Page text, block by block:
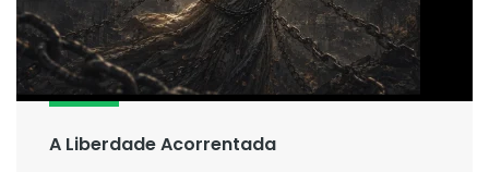
A Liberdade Acorrentada